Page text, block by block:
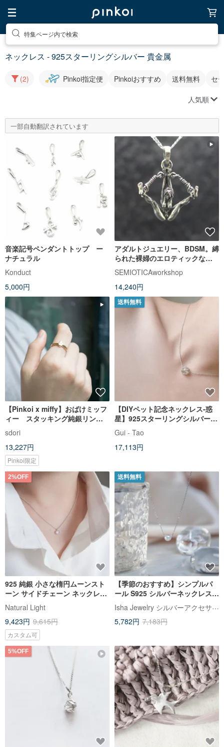
特集ページ内で検索
ネックレス - 925スターリングシルバー 貴金属
(2) Pinkoi指定便 Pinkoiおすすめ 送料無料 セ
人気順
一部自動翻訳されています
音楽記号ペンダントトップ ー
ナチュラル
Konduct
5,000円
アダルトジュエリー、BDSM。縛
られた裸婦のエロティックなシ
ルバー製フィギュアジュエリー
ペンダント。
SEMIOTICAworkshop
14,240円
【Pinkoi x miffy】おばけミッフ
ィー スタッキング純銀リング2
点セット
sdori
13,227円
Pinkoi限定
送料無料
【DIYペット記念ネックレス-惑
星】925スターリングシルバー
ペット・大切な人の毛/乳歯/遺骨
Gui - Tao
17,113円
2%OFF
925 純銀 小さな楕円ムーンスト
ーン サイドチェーン ネックレス
チョーカー ロングネックレス 無
料ギフト包装
Natural Light
9,423円 9,615円
カスタム可
送料無料
【季節のおすすめ】シンプルパ
ール S925 シルバーネックレス
万能パールチョーカー
Isha Jewelry シルバーアクセサリー
5,782円 7,183円
5%OFF